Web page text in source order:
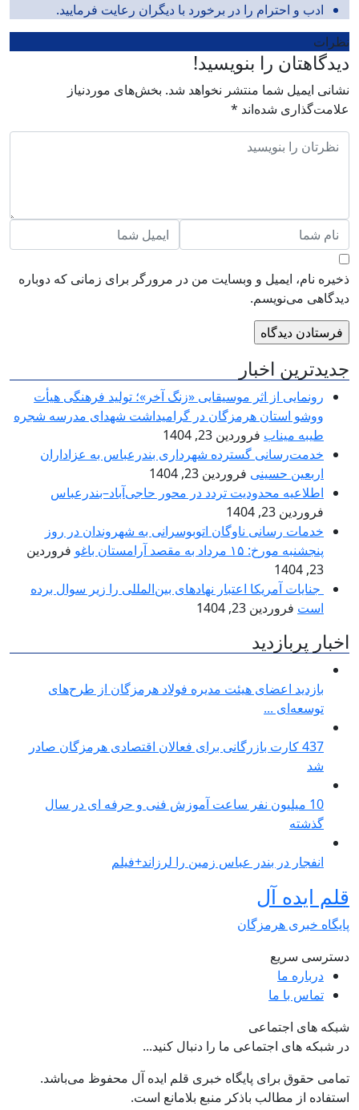
ادب و احترام را در برخورد با دیگران رعایت فرمایید.
نظرات
دیدگاهتان را بنویسید!
نشانی ایمیل شما منتشر نخواهد شد. بخش‌های موردنیاز
علامت‌گذاری شده‌اند *
ذخیره نام، ایمیل و وبسایت من در مرورگر برای زمانی که دوباره
دیدگاهی می‌نویسم.
جدیدترین اخبار
رونمایی از اثر موسیقایی «زنگ آخر»؛ تولید فرهنگی هیأت
ووشو استان هرمزگان در گرامیداشت شهدای مدرسه شجره
طیبه میناب فروردین 23, 1404
خدمت‌رسانی گسترده شهرداری بندرعباس به عزاداران
اربعین حسینی فروردین 23, 1404
اطلاعیه محدودیت تردد در محور حاجی‌آباد–بندرعباس
فروردین 23, 1404
خدمات رسانی ناوگان اتوبوسرانی به شهروندان در روز
پنجشنبه مورخ: ۱۵ مرداد به مقصد آرامستان باغو
فروردین
23, 1404
جنایات آمریکا اعتبار نهادهای بین‌المللی را زیر سوال برده
است فروردین 23, 1404
اخبار پربازدید
بازدید اعضای هیئت مدیره فولاد هرمزگان از طرح‌های
توسعه‌ای ...
437 کارت بازرگانی برای فعالان اقتصادی هرمزگان صادر
شد
10 میلیون نفر ساعت آموزش فنی و حرفه ای در سال
گذشته
انفجار در بندر عباس زمین را لرزاند+فیلم
قلم ایده آل
پایگاه خبری هرمزگان
دسترسی سریع
درباره ما
تماس با ما
شبکه های اجتماعی
در شبکه های اجتماعی ما را دنبال کنید...
تمامی حقوق برای پایگاه خبری قلم ایده آل محفوظ می‌باشد.
استفاده از مطالب باذکر منبع بلامانع است.